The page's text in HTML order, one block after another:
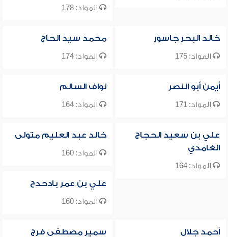
المواد: 178
خالد البحر جاسور
المواد: 175
محمد سيد الحاج
المواد: 174
أيمن أبو النصر
المواد: 171
نواف السالم
المواد: 164
علي بن سعيد الحجاج
الغامدي
المواد: 164
خالد عبد العليم متولى
المواد: 160
علي بن عمر بادحدح
المواد: 160
أحمد جلال سمير مصطفى فرج